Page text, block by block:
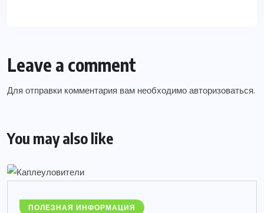
Leave a comment
Для отправки комментария вам необходимо авторизоваться.
You may also like
ПОЛЕЗНАЯ ИНФОРМАЦИЯ